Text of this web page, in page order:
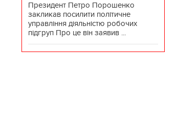
Президент Петро Порошенко
закликав посилити політичне
управління діяльністю робочих
підгруп Про це він заявив ...